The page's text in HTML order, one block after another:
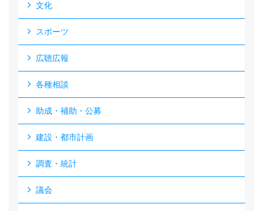
文化
スポーツ
広聴広報
各種相談
助成・補助・公募
建設・都市計画
調査・統計
議会